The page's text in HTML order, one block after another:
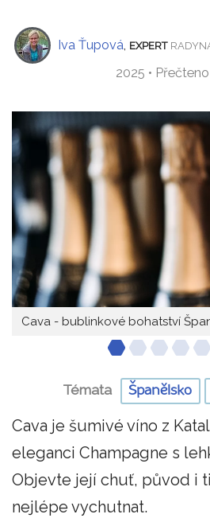
Iva Ťupová EXPERT
2025 •
Cava - bublinkové bohatství
Témata Španělsko
Cava je šumivé víno z
eleganci Champagne s
Objevte její chuť, původ i
nejlépe vychutnat.